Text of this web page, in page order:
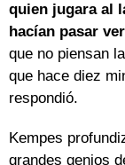
quien jugara al
hacían pasar
que no piensan
que hace diez
respondió.
Kempes
grandes genios